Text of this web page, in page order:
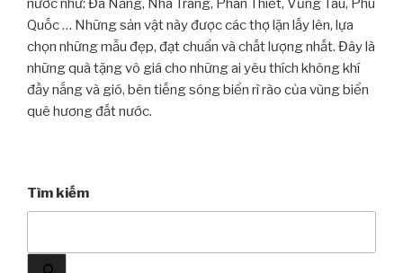
nước như: Đà Nẵng, Nha Trang, Phan Thiết, Vũng Tàu, Phú
Quốc … Những sản vật này được các thợ lặn lấy lên, lựa
chọn những mẫu đẹp, đạt chuẩn và chất lượng nhất. Đây là
những quà tặng vô giá cho những ai yêu thích không khí
đầy nắng và gió, bên tiếng sóng biển rì rào của vùng biển
quê hương đất nước.
Tìm kiếm